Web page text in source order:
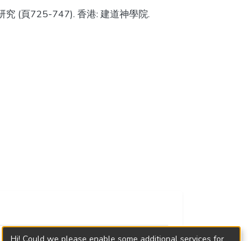
究 (頁725-747). 香港: 建道神學院.